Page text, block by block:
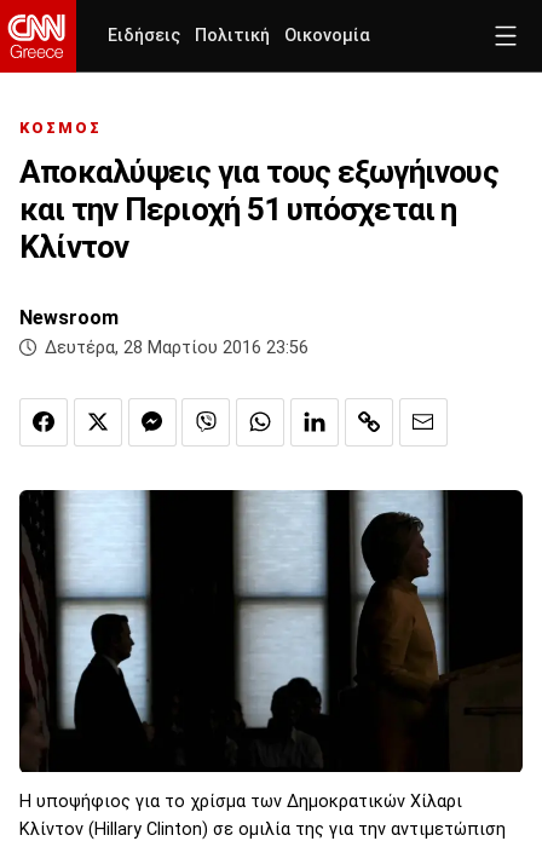
Ειδήσεις Πολιτική Οικονομία
ΚΟΣΜΟΣ
Αποκαλύψεις για τους εξωγήινους
και την Περιοχή 51 υπόσχεται η
Κλίντον
Newsroom
Δευτέρα, 28 Μαρτίου 2016 23:56
Η υποψήφιος για το χρίσμα των Δημοκρατικών Χίλαρι
Κλίντον (Hillary Clinton) σε ομιλία της για την αντιμετώπιση